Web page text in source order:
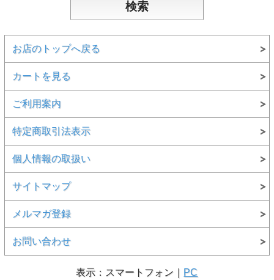
お店のトップへ戻る
カートを見る
ご利用案内
特定商取引法表示
個人情報の取扱い
サイトマップ
メルマガ登録
お問い合わせ
表示：スマートフォン｜ PC